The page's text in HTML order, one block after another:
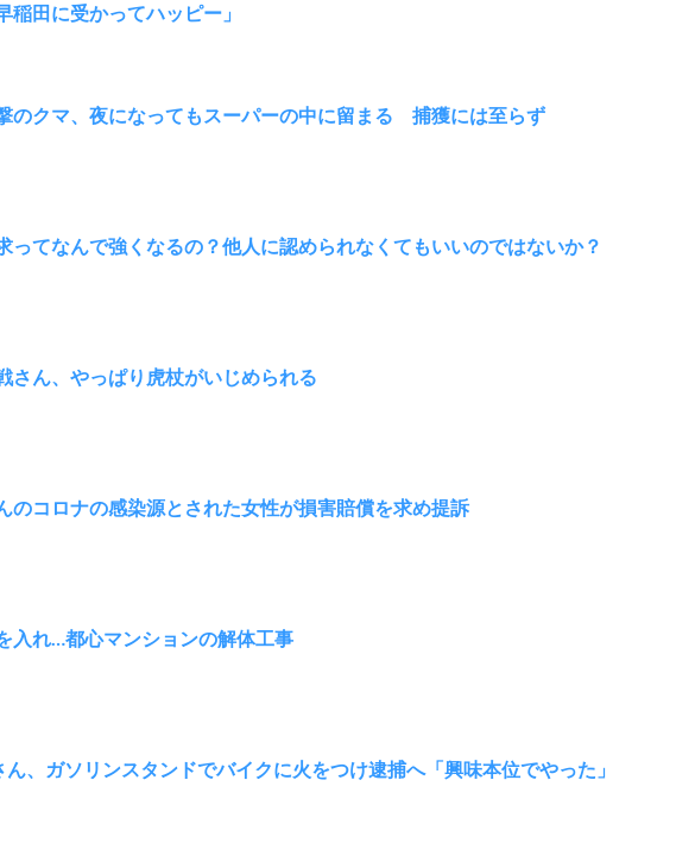
稲田に受かってハッピー」
のクマ、夜になってもスーパーの中に留まる 捕獲には至らず
ってなんで強くなるの？他人に認められなくてもいいのではないか？
さん、やっぱり虎杖がいじめられる
のコロナの感染源とされた女性が損害賠償を求め提訴
入れ…都心マンションの解体工事
ん、ガソリンスタンドでバイクに火をつけ逮捕へ「興味本位でやった」